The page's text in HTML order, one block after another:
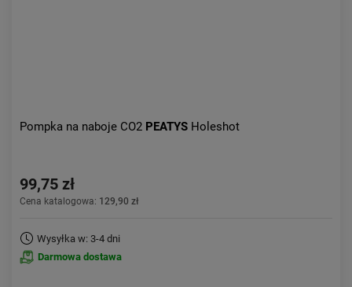
Pompka na naboje CO2 PEATYS Holeshot
99,75 zł
Cena katalogowa: 129,90 zł
Wysyłka w: 3-4 dni
Darmowa dostawa